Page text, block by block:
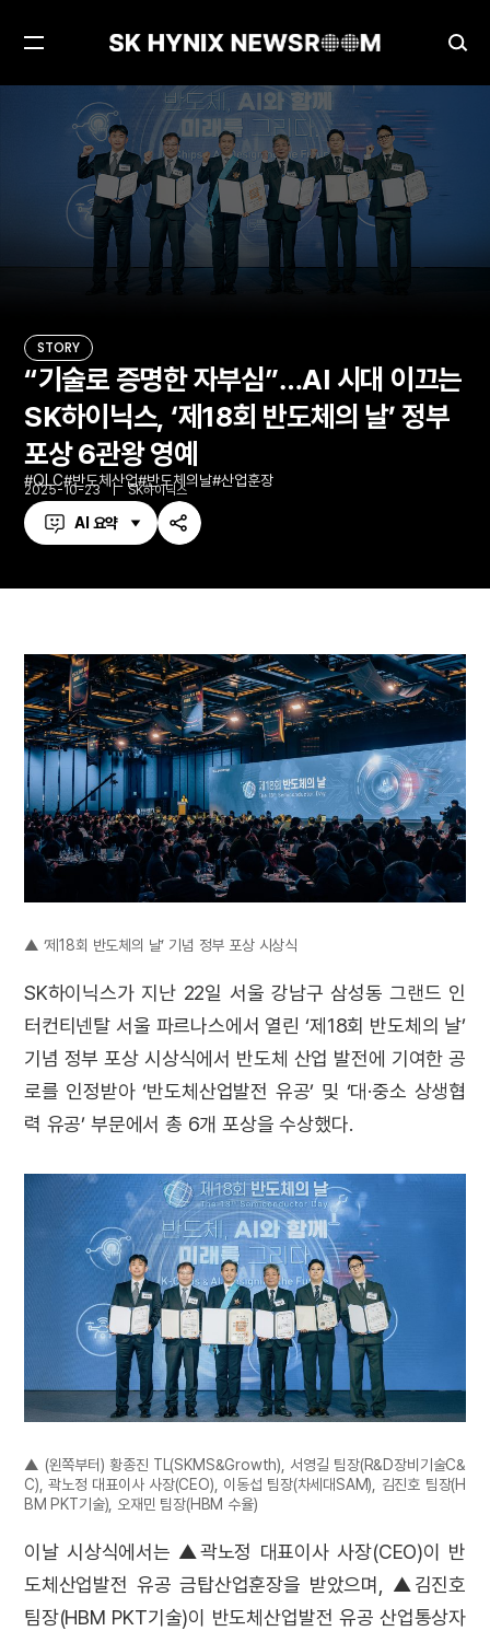
검
색
메
STORY
“기술로 증명한 자부심”…AI 시대 이끄는
SK하이닉스, ‘제18회 반도체의 날’ 정부
포상 6관왕 영예
QLC 반도체산업 반도체의날 산업훈장
2025-10-23 SK하이닉스
AI 요약
공
하
“기술로 증명한 자부심”…AI 시대 이끄는 SK하이닉스, ‘제18회 반도체의 날’ 정부 포상 6관왕 영예
▲ ‘제18회 반도체의 날’ 기념 정부 포상 시상식
SK하이닉스가 지난 22일 서울 강남구 삼성동 그랜드 인
터컨티넨탈 서울 파르나스에서 열린 ‘제18회 반도체의 날’
기념 정부 포상 시상식에서 반도체 산업 발전에 기여한 공
로를 인정받아 ‘반도체산업발전 유공’ 및 ‘대·중소 상생협
력 유공’ 부문에서 총 6개 포상을 수상했다.
▲ (왼쪽부터) 황종진 TL(SKMS&Growth), 서영길 팀장(R&D장비기술C&
C), 곽노정 대표이사 사장(CEO), 이동섭 팀장(차세대SAM), 김진호 팀장(H
BM PKT기술), 오재민 팀장(HBM 수율)
이날 시상식에서는 ▲곽노정 대표이사 사장(CEO)이 반
도체산업발전 유공 금탑산업훈장을 받았으며, ▲김진호
팀장(HBM PKT기술)이 반도체산업발전 유공 산업통상자